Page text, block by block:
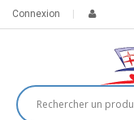
Connexion